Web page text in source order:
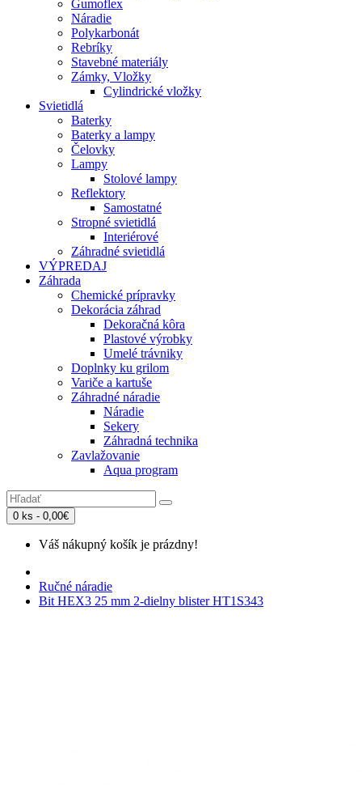
Gumoflex
Náradie
Polykarbonát
Rebríky
Stavebné materiály
Zámky, Vložky
Cylindrické vložky
Svietidlá
Baterky
Baterky a lampy
Čelovky
Lampy
Stolové lampy
Reflektory
Samostatné
Stropné svietidlá
Interiérové
Záhradné svietidlá
VÝPREDAJ
Záhrada
Chemické prípravky
Dekorácia záhrad
Dekoračná kôra
Plastové výrobky
Umelé trávniky
Doplnky ku grilom
Variče a kartuše
Záhradné náradie
Náradie
Sekery
Záhradná technika
Zavlažovanie
Aqua program
0 ks - 0,00€
Váš nákupný košík je prázdny!
Ručné náradie
Bit HEX3 25 mm 2-dielny blister HT1S343